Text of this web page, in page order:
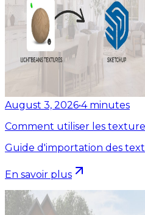
August 3, 2026•4 minutes
Comment utiliser les
Guide d'importation des
En savoir plus